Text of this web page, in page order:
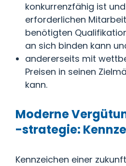
konkurrenzfähig ist
erforderlichen
benötigten
an sich binden kann
andererseits mit
Preisen in seinen
kann.
Moderne
-strategie:
Kennzeichen einer